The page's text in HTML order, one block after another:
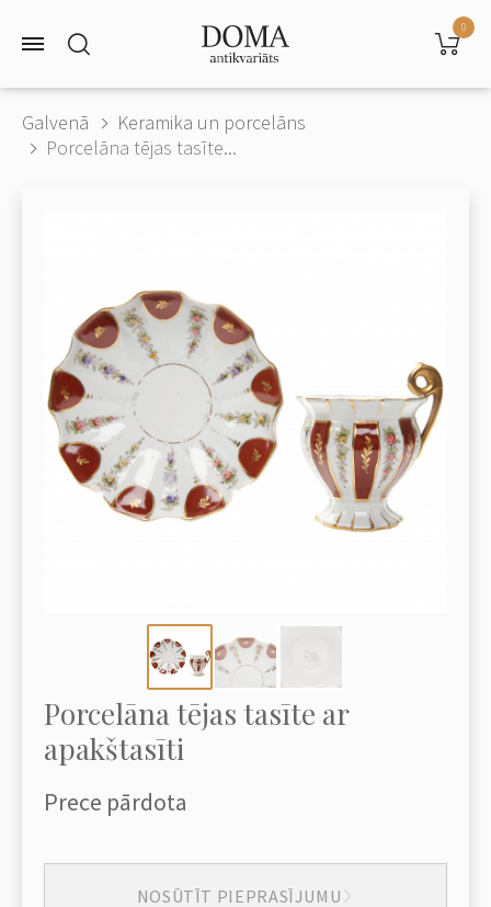
0
Galvenā
Keramika un porcelāns
Porcelāna tējas tasīte...
Porcelāna tējas tasīte ar
apakštasīti
Prece pārdota
NOSŪTĪT PIEPRASĪJUMU